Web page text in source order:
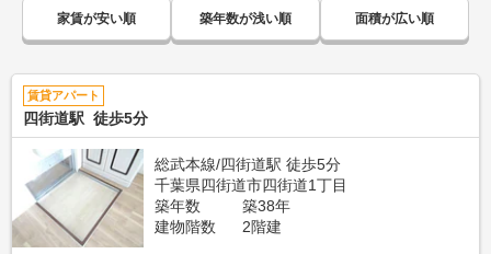
家賃が安い順 築年数が浅い順 面積が広い順
賃貸アパート
四街道駅 徒歩5分
総武本線/四街道駅 徒歩5分
千葉県四街道市四街道1丁目
築年数
築38年
建物階数
2階建